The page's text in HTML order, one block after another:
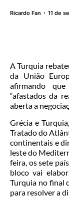
Ricardo Fan 11 de
A Turquia
da União
afirmando
“afastados da
aberta a
Grécia e
Tratado do
continentais e
leste do
feira, os sete
bloco vai
Turquia no final
para resolver a